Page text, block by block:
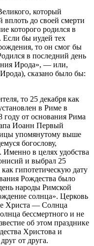
который
вплоть до своей смерти
которого родился в
бы иудей тех
то он смог бы
в последний день
Ирода», — или,
сказано было бы:
то 25 декабря как
в Риме в
году от основания Рима
Иоанн Первый
упомянутому выше
богослову,
Именно в целях удобства
и выбрал 25
гипотетическую дату
Рождества было
народы Римской
солнца». Церковь
Христа — Солнца
бессмертного и не
об этом празднике
Христова и
от друга.